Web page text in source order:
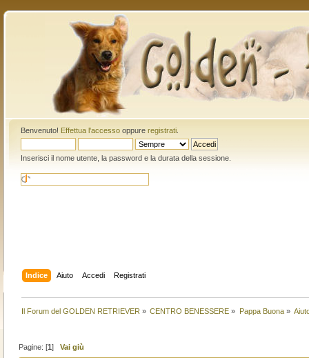
Benvenuto! Effettua l'accessooppure registrati.
Inserisci il nome utente, la password e la durata della sessione.
Indice Aiuto Accedi Registrati
Il Forum del GOLDEN RETRIEVER » CENTRO BENESSERE » Pappa Buona»
Pagine: [1]Vai giù